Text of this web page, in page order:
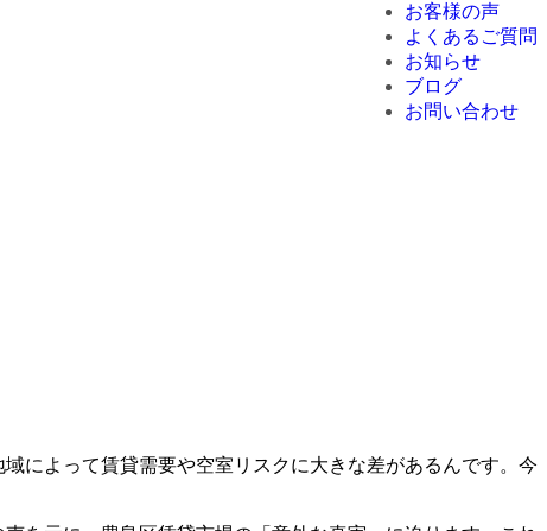
お客様の声
よくあるご質問
お知らせ
ブログ
お問い合わせ
によって賃貸需要や空室リスクに大きな差があるんです。今